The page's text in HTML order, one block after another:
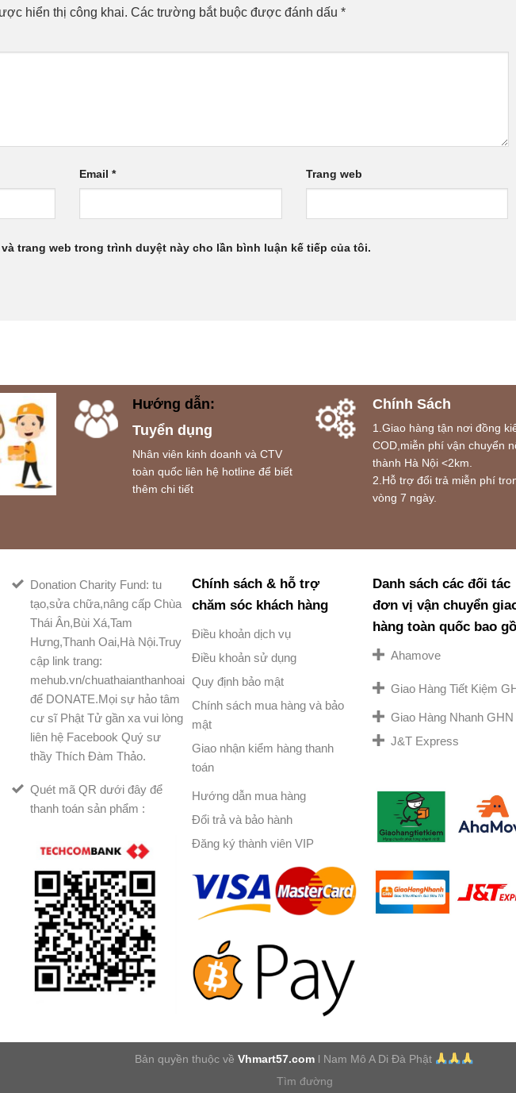
hiển thị công khai. Các trường bắt buộc được đánh dấu *
Email * Trang web
trang web trong trình duyệt này cho lần bình luận kế tiếp của tôi.
Hướng dẫn:
Tuyển dụng
Nhân viên kinh doanh và CTV
toàn quốc liên hệ hotline để biết
thêm chi tiết
Chính Sách
1.Giao hàng tận nơi đồng
COD,miễn phí vận chuyển
thành Hà Nội <2km.
2.Hỗ trợ đổi trả miễn phí
vòng 7 ngày.
Donation Charity Fund: tu
tạo,sửa chữa,nâng cấp Chùa
Thái Ân,Bùi Xá,Tam
Hưng,Thanh Oai,Hà Nội.Truy
cập link trang:
mehub.vn/chuathaianthanhoai
để DONATE.Mọi sự hảo tâm
cư sĩ Phật Tử gần xa vui lòng
liên hệ Facebook Quý sư
thầy Thích Đàm Thảo.
Quét mã QR dưới đây để
thanh toán sản phẩm :
Chính sách & hỗ trợ
chăm sóc khách hàng
Điều khoản dịch vụ
Điều khoản sử dụng
Quy định bảo mật
Chính sách mua hàng và bảo
mật
Giao nhận kiểm hàng thanh
toán
Hướng dẫn mua hàng
Đổi trả và bảo hành
Đăng ký thành viên VIP
Danh sách các đối tác
đơn vị vận chuyển
hàng toàn quốc bao
Ahamove
Giao Hàng Tiết Kiệm
Giao Hàng Nhanh GHN
J&T Express
Bản quyền thuộc về Vhmart57.com l Nam Mô A Di Đà Phật
Tìm đường